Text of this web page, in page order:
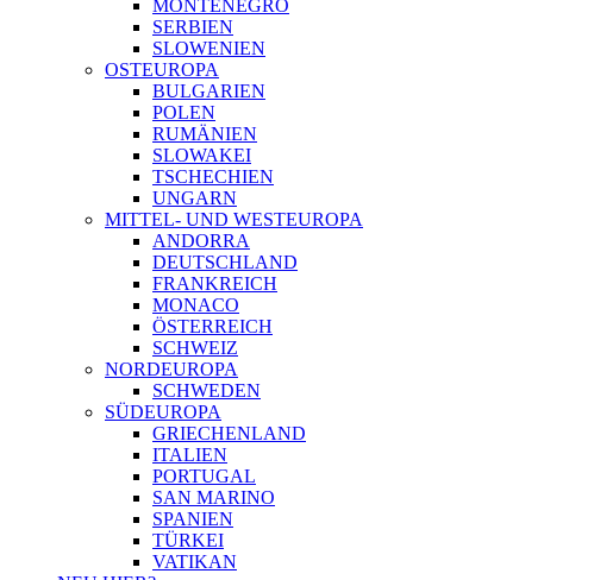
MONTENEGRO
SERBIEN
SLOWENIEN
OSTEUROPA
BULGARIEN
POLEN
RUMÄNIEN
SLOWAKEI
TSCHECHIEN
UNGARN
MITTEL- UND WESTEUROPA
ANDORRA
DEUTSCHLAND
FRANKREICH
MONACO
ÖSTERREICH
SCHWEIZ
NORDEUROPA
SCHWEDEN
SÜDEUROPA
GRIECHENLAND
ITALIEN
PORTUGAL
SAN MARINO
SPANIEN
TÜRKEI
VATIKAN